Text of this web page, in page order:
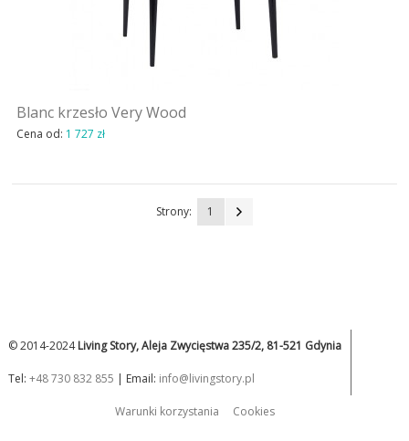
Blanc krzesło Very Wood
Cena od: 1 727 zł
Strony: 1
© 2014-2024Living Story, Aleja Zwycięstwa 235/2, 81-521 Gdynia
Tel: +48 730 832 855 | Email: info@livingstory.pl
Warunki korzystania Cookies